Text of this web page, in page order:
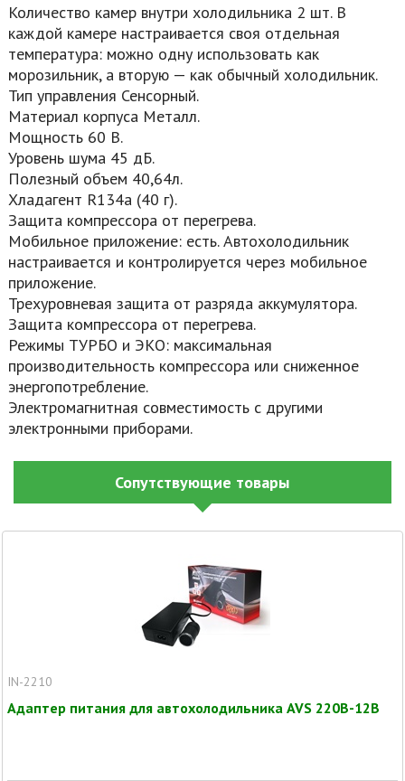
Количество камер внутри холодильника 2 шт. В
каждой камере настраивается своя отдельная
температура: можно одну использовать как
морозильник, а вторую — как обычный холодильник.
Тип управления Сенсорный.
Материал корпуса Металл.
Мощность 60 В.
Уровень шума 45 дБ.
Полезный объем 40,64л.
Хладагент R134a (40 г).
Защита компрессора от перегрева.
Мобильное приложение: есть. Автохолодильник
настраивается и контролируется через мобильное
приложение.
Трехуровневая защита от разряда аккумулятора.
Защита компрессора от перегрева.
Режимы ТУРБО и ЭКО: максимальная
производительность компрессора или сниженное
энергопотребление.
Электромагнитная совместимость с другими
электронными приборами.
Сопутствующие товары
IN-2210
Адаптер питания для автохолодильника AVS 220В-12В